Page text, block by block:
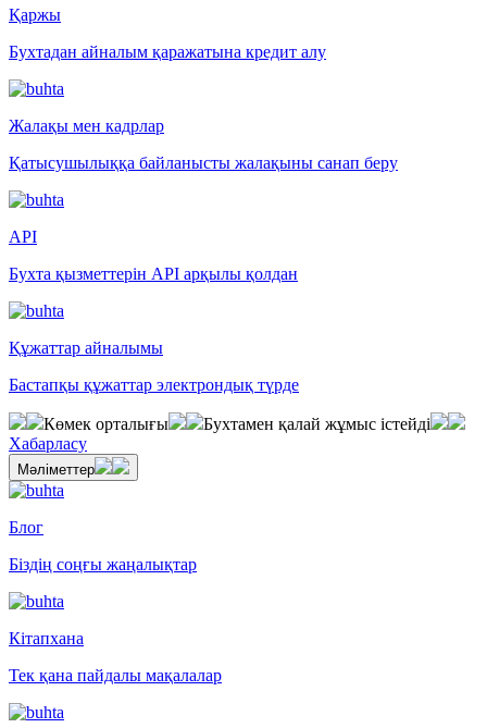
Қаржы
Бухтадан айналым қаражатына кредит алу
Жалақы мен кадрлар
Қатысушылыққа байланысты жалақыны санап беру
API
Бухта қызметтерін API арқылы қолдан
Құжаттар айналымы
Бастапқы құжаттар электрондық түрде
Көмек орталығы
Бухтамен қалай жұмыс істейді
Хабарласу
Мәліметтер
Блог
Біздің соңғы жаңалықтар
Кітапхана
Тек қана пайдалы мақалалар